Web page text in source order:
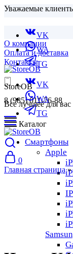
Уважаемые
VK
WA
TG
8 (985) 011-76-88
О компании
Оплата и доставка
Контакты
VK
WA
TG
StoreOB
Все лучшее для вас
Каталог
Смартфоны
Apple
0
Главная страница»